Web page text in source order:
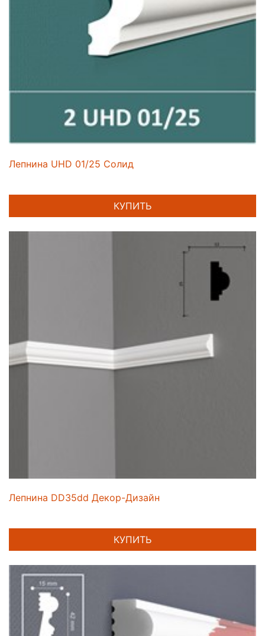
Лепнина UHD 01/25 Солид
КУПИТЬ
Лепнина DD35dd Декор-Дизайн
КУПИТЬ